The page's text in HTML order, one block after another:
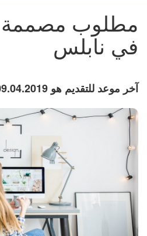
مطلوب
في نابلس
آخر موعد للتقديم هو 09.04.2019.